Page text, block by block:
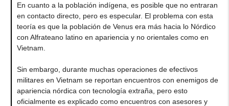
En cuanto a la población indígena, es posible que no entraran
en contacto directo, pero es especular. El problema con esta
teoría es que la población de Venus era más hacia lo Nórdico
con Alfrateano latino en apariencia y no orientales como en
Vietnam.
Sin embargo, durante muchas operaciones de efectivos
militares en Vietnam se reportan encuentros con enemigos de
apariencia nórdica con tecnología extraña, pero esto
oficialmente es explicado como encuentros con asesores y